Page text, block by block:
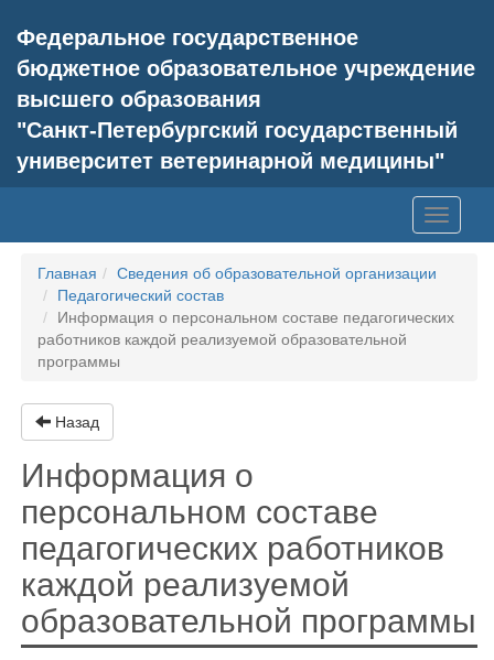
Федеральное государственное
бюджетное образовательное учреждение
высшего образования
"Санкт-Петербургский государственный
университет ветеринарной медицины"
Toggle
Главная
Сведения об образовательной организации
Педагогический состав
Информация о персональном составе педагогических
работников каждой реализуемой образовательной
программы
Назад
Информация о
персональном составе
педагогических работников
каждой реализуемой
образовательной программы